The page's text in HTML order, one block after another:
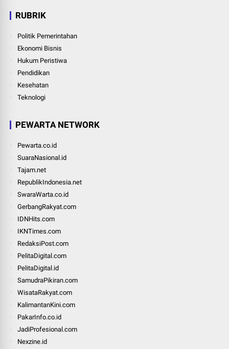
RUBRIK
Politik Pemerintahan
Ekonomi Bisnis
Hukum Peristiwa
Pendidikan
Kesehatan
Teknologi
PEWARTA NETWORK
Pewarta.co.id
SuaraNasional.id
Tajam.net
RepublikIndonesia.net
SwaraWarta.co.id
GerbangRakyat.com
IDNHits.com
IKNTimes.com
RedaksiPost.com
PelitaDigital.com
PelitaDigital.id
SamudraPikiran.com
WisataRakyat.com
KalimantanKini.com
PakarInfo.co.id
JadiProfesional.com
Nexzine.id